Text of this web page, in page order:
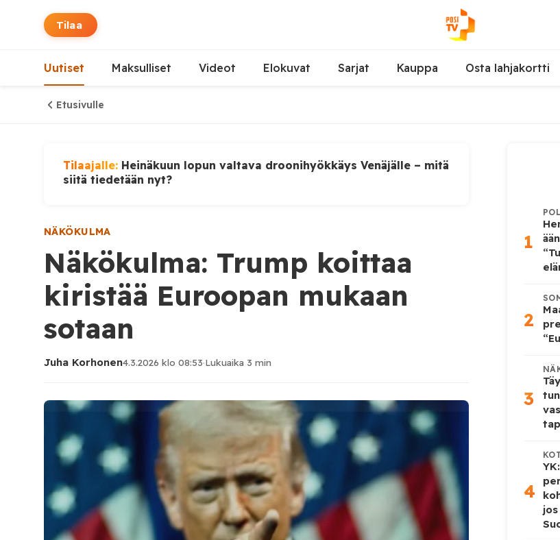
Tilaa
Uutiset Maksulliset Videot Elokuvat Sarjat Kauppa Osta lahjakortti
Etusivulle
Tilaajalle: Heinäkuun lopun valtava droonihyökkäys Venäjälle – mitä
siitä tiedetään nyt?
NÄKÖKULMA
Näkökulma: Trump koittaa
kiristää Euroopan mukaan
sotaan
Juha Korhonen4.3.2026 klo 08:53·Lukuaika 3 min
1
2
3
4